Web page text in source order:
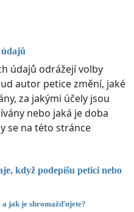
údajů
údajů odrážejí volby
autor petice změní, jaké
za jakými účely jsou
nebo jaká je doba
se na této stránce
když podepíšu petici nebo
jak je shromažďujete?